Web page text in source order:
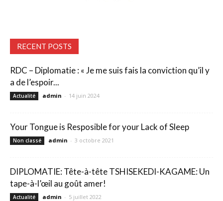
RECENT POSTS
RDC – Diplomatie : « Je me suis fais la conviction qu’il y
a de l’espoir...
Actualité admin - 14 juin 2024
Your Tongue is Resposible for your Lack of Sleep
Non classé admin - 3 octobre 2021
DIPLOMATIE: Tête-à-tête TSHISEKEDI-KAGAME: Un
tape-à-l’œil au goût amer!
Actualité admin - 5 juillet 2022